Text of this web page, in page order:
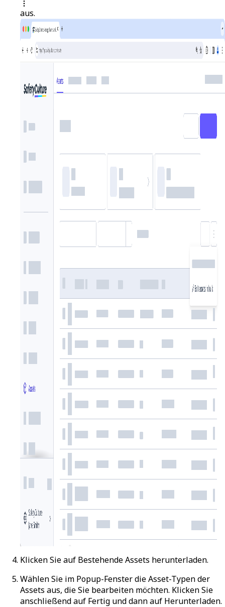
aus.
Klicken Sie auf Bestehende Assets herunterladen.
Wählen Sie im Popup-Fenster die Asset-Typen der
Assets aus, die Sie bearbeiten möchten. Klicken Sie
anschließend auf Fertig und dann auf Herunterladen.